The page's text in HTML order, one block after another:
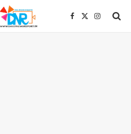
Facebook
X